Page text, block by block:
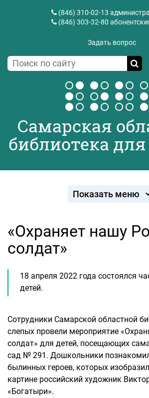
(846) 310-02-13
(846) 303-32-80
Задать вопрос
Самарская
библиотека
Показать меню
«Охраняет нашу
солдат»
18 апреля 2022 года состоялся
детей.
Сотрудники Самарской областной
слепых провели мероприятие
солдат» для детей, посещающих
сад № 291. Дошкольники
былинных героев, которых
картине российский художник
«Богатыри».